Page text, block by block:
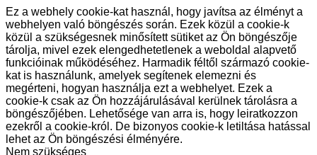
Ez a webhely cookie-kat használ, hogy javítsa az élményt a
webhelyen való böngészés során. Ezek közül a cookie-k
közül a szükségesnek minősített sütiket az Ön böngészője
tárolja, mivel ezek elengedhetetlenek a weboldal alapvető
funkcióinak működéséhez. Harmadik féltől származó cookie-
kat is használunk, amelyek segítenek elemezni és
megérteni, hogyan használja ezt a webhelyet. Ezek a
cookie-k csak az Ön hozzájárulásával kerülnek tárolásra a
böngészőjében. Lehetősége van arra is, hogy leiratkozzon
ezekről a cookie-król. De bizonyos cookie-k letiltása hatással
lehet az Ön böngészési élményére.
Nem szükséges